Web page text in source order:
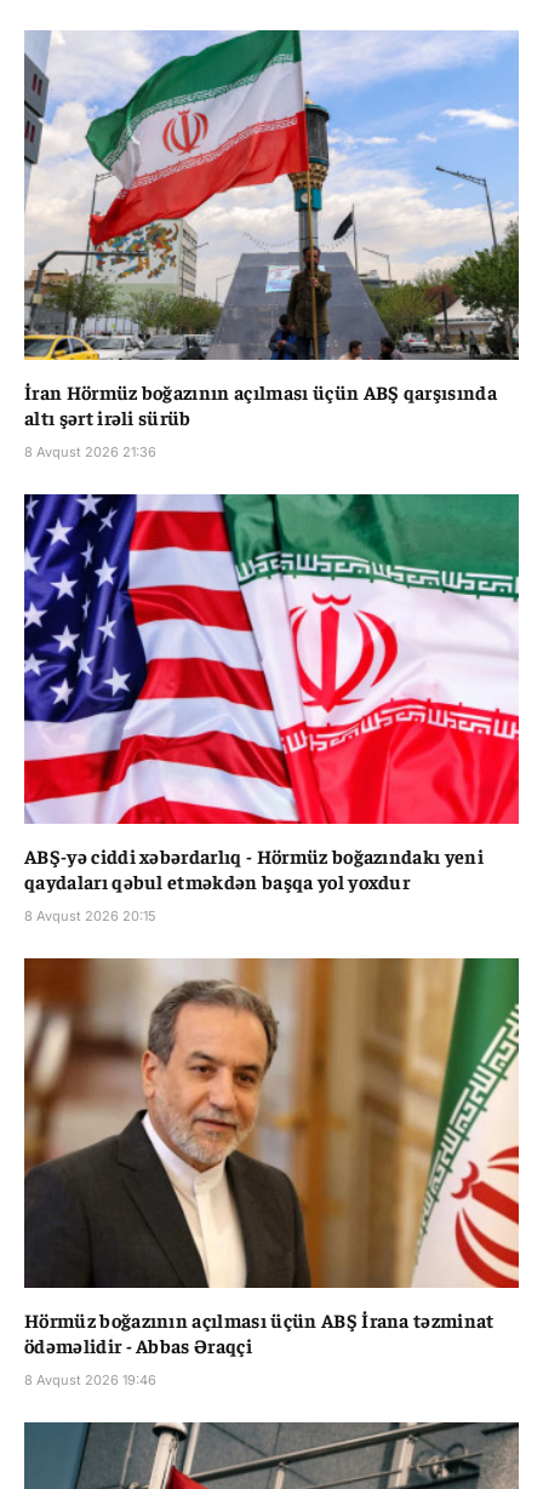
İran Hörmüz boğazının açılması üçün ABŞ qarşısında
altı şərt irəli sürüb
8 Avqust 2026 21:36
ABŞ-yə ciddi xəbərdarlıq - Hörmüz boğazındakı yeni
qaydaları qəbul etməkdən başqa yol yoxdur
8 Avqust 2026 20:15
Hörmüz boğazının açılması üçün ABŞ İrana təzminat
ödəməlidir - Abbas Əraqçi
8 Avqust 2026 19:46